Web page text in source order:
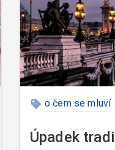
o čem se mluví
Úpadek